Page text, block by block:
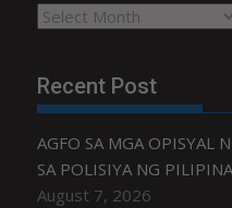
Archives
Recent Post
AGFO SA MGA OPISYAL
SA POLISIYA NG
August 7, 2026